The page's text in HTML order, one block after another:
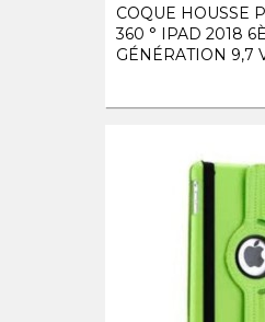
COQUE HOUSSE
360 ° IPAD 2018
GÉNÉRATION 9,7